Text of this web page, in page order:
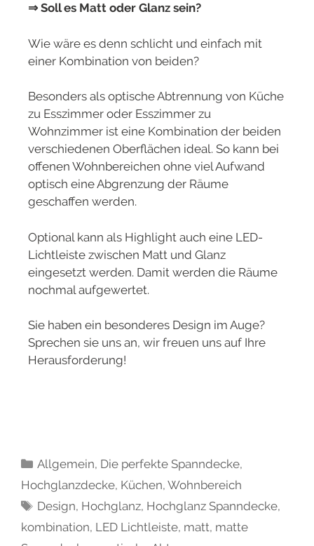
⇒ Soll es Matt oder Glanz sein?
Wie wäre es denn schlicht und einfach mit
einer Kombination von beiden?
Besonders als optische Abtrennung von Küche
zu Esszimmer oder Esszimmer zu
Wohnzimmer ist eine Kombination der beiden
verschiedenen Oberflächen ideal. So kann bei
offenen Wohnbereichen ohne viel Aufwand
optisch eine Abgrenzung der Räume
geschaffen werden.
Optional kann als Highlight auch eine LED-
Lichtleiste zwischen Matt und Glanz
eingesetzt werden. Damit werden die Räume
nochmal aufgewertet.
Sie haben ein besonderes Design im Auge?
Sprechen sie uns an, wir freuen uns auf Ihre
Herausforderung!
Allgemein, Die perfekte Spanndecke,
Hochglanzdecke, Küchen, Wohnbereich
Design, Hochglanz, Hochglanz Spanndecke,
kombination, LED Lichtleiste, matt, matte